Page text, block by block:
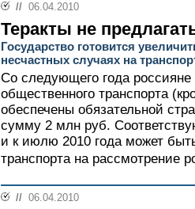
// 06.04.2010
Теракты не
Государство готовится
несчастных случаях на
Со следующего года
общественного транспорта
обеспечены обязательной
сумму 2 млн руб.
и к июлю 2010 года может
транспорта на рассмотрение
// 06.04.2010